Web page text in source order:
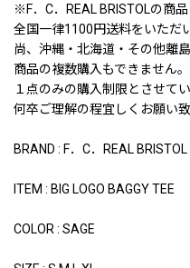
※F．C．REAL BRISTOLの商
全国一律1100円送料をいただ
尚、沖縄・北海道・その他離
商品の複数購入もできません。
１点のみの購入制限とさせて
何卒ご理解の程宜しくお願い致
BRAND : F．C．REAL BRISTOL
ITEM : BIG LOGO BAGGY TEE
COLOR : SAGE